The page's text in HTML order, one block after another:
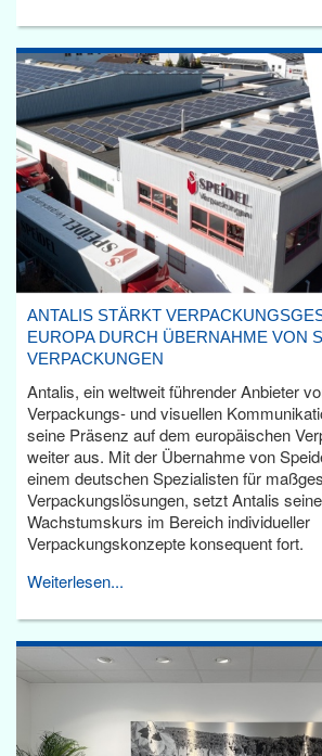
ANTALIS STÄRKT
EUROPA DURCH ÜBERNAHME VON
VERPACKUNGEN
Antalis, ein weltweit führender Anbieter
Verpackungs- und visuellen
seine Präsenz auf dem europäischen
weiter aus. Mit der Übernahme von
einem deutschen Spezialisten für
Verpackungslösungen, setzt Antalis
Wachstumskurs im Bereich individueller
Verpackungskonzepte konsequent fort.
Weiterlesen...